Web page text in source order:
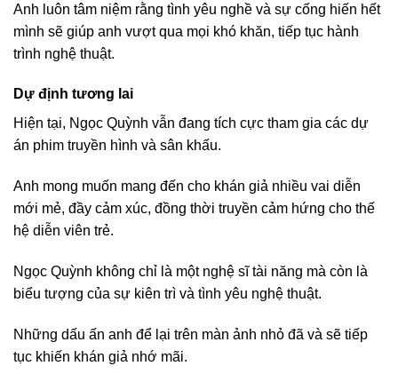
Anh luôn tâm niệm rằng tình yêu nghề và sự cống hiến hết
mình sẽ giúp anh vượt qua mọi khó khăn, tiếp tục hành
trình nghệ thuật.
Dự định tương lai
Hiện tại, Ngọc Quỳnh vẫn đang tích cực tham gia các dự
án phim truyền hình và sân khấu.
Anh mong muốn mang đến cho khán giả nhiều vai diễn
mới mẻ, đầy cảm xúc, đồng thời truyền cảm hứng cho thế
hệ diễn viên trẻ.
Ngọc Quỳnh không chỉ là một nghệ sĩ tài năng mà còn là
biểu tượng của sự kiên trì và tình yêu nghệ thuật.
Những dấu ấn anh để lại trên màn ảnh nhỏ đã và sẽ tiếp
tục khiến khán giả nhớ mãi.